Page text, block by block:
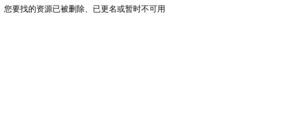
您要找的资源已被删除、已更名或暂时不可用